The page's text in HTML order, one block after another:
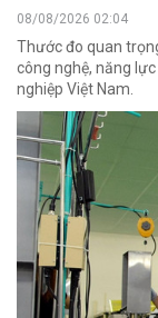
08/08/2026 02:04
Thước đo quan
công nghệ, năng
nghiệp Việt Nam.